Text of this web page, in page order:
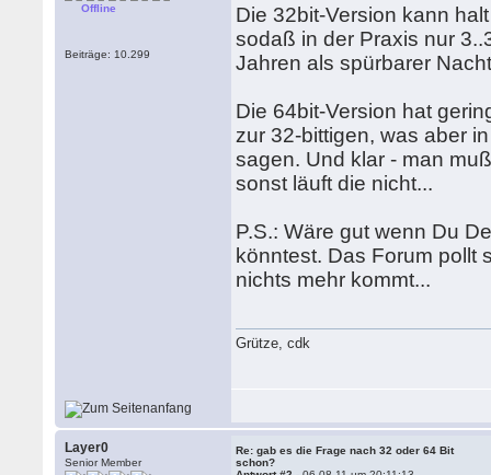
Offline
Beiträge: 10.299
Die 32bit-Version kann
sodaß in der Praxis nur
Jahren als spürbarer
Die 64bit-Version hat
zur 32-bittigen, was aber
sagen. Und klar - man
sonst läuft die nicht...
P.S.: Wäre gut wenn Du
könntest. Das Forum pollt
nichts mehr kommt...
Grütze, cdk
Layer0
Senior Member
Re: gab es die Frage nach 32 oder 64 Bit
schon?